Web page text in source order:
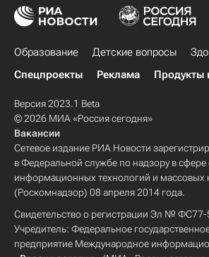
Образование Детские вопросы
Спецпроекты
Реклама Продукты
Версия 2023.1 Beta
© 2026 МИА «Россия сегодня»
Вакансии
Сетевое издание РИА Новости
в Федеральной службе по надзору в сфере
информационных технологий и массовых
(Роскомнадзор) 08 апреля 2014 года.
Свидетельство о регистрации Эл №
Учредитель: Федеральное
предприятие Международное